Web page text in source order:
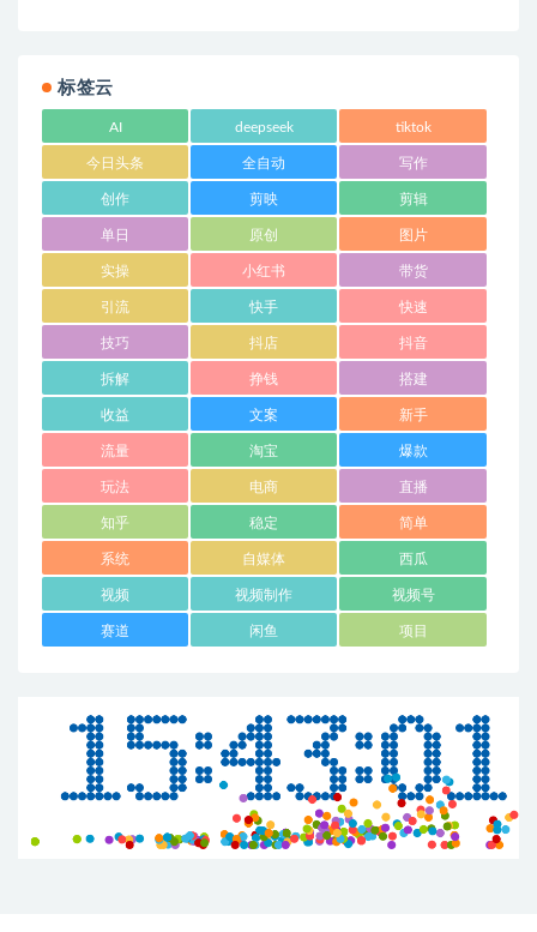
标签云
AI deepseek tiktok
今日头条 全自动 写作
创作 剪映 剪辑
单日 原创 图片
实操 小红书 带货
引流 快手 快速
技巧 抖店 抖音
拆解 挣钱 搭建
收益 文案 新手
流量 淘宝 爆款
玩法 电商 直播
知乎 稳定 简单
系统 自媒体 西瓜
视频 视频制作 视频号
赛道 闲鱼 项目